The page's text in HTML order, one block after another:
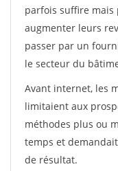
parfois suffire
augmenter leurs
passer par un
le secteur du
Avant internet, les
limitaient aux
méthodes plus ou
temps et
de résultat.